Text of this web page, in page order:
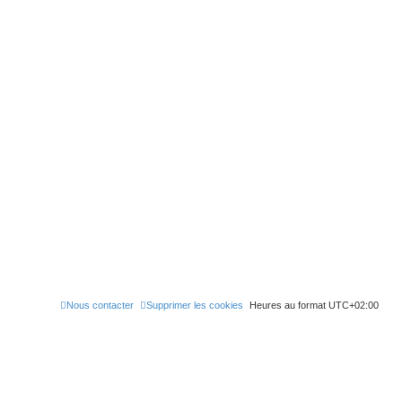
Heures au format UTC+02:00
Supprimer les cookies
Nous contacter